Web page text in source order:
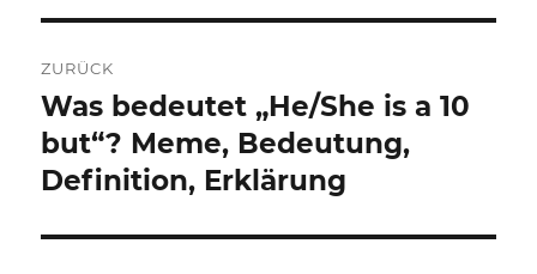
ZURÜCK
Vorheriger
Beitrag:
Was bedeutet „He/She is a 10
but“? Meme, Bedeutung,
Definition, Erklärung